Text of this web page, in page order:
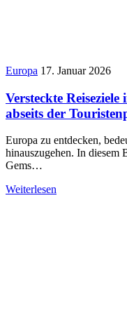
Europa 17. Januar 2026
Versteckte
abseits der
Europa zu entdecken,
hinauszugehen. In diesem
Gems…
Weiterlesen